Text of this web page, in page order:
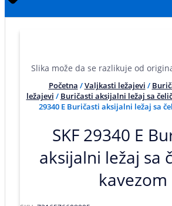
Slika može da se razlikuje od
Početna /Valjkasti ležajevi /
ležajevi / Buričasti aksijalni ležaj sa
29340 E Buričasti aksijalni ležaj sa
SKF 29340 E
aksijalni ležaj sa
kavezom